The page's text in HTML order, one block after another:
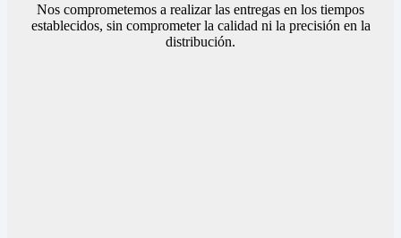
Nos comprometemos a realizar las entregas en los tiempos
establecidos, sin comprometer la calidad ni la precisión en la
distribución.